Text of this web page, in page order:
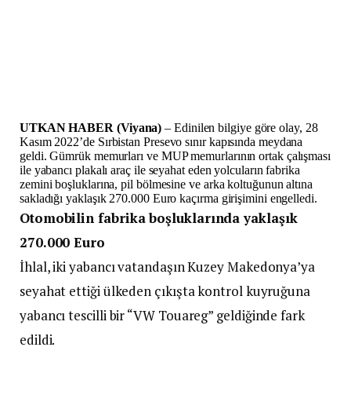
UTKAN HABER (Viyana)– Edinilen bilgiye göre olay, 28
Kasım 2022’de Sırbistan Presevo sınır kapısında meydana
geldi. Gümrük memurları ve MUP memurlarının ortak çalışması
ile yabancı plakalı araç ile seyahat eden yolcuların fabrika
zemini boşluklarına, pil bölmesine ve arka koltuğunun altına
sakladığı yaklaşık 270.000 Euro kaçırma girişimini engelledi.
Otomobilin fabrika boşluklarında yaklaşık
270.000 Euro
İhlal, iki yabancı vatandaşın Kuzey Makedonya’ya
seyahat ettiği ülkeden çıkışta kontrol kuyruğuna
yabancı tescilli bir “VW Touareg” geldiğinde fark
edildi.